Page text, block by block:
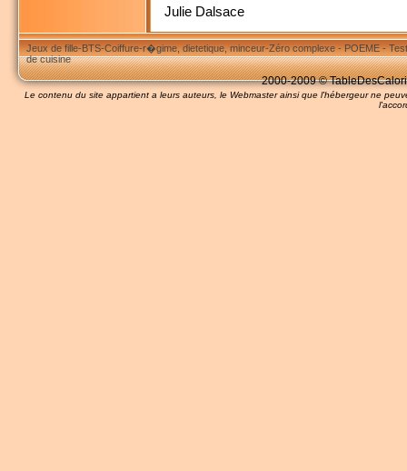
Julie Dalsace
Jeux de fille-BTS-Coiffure-r�gime, dietetique, minceur-Zéro complexe-POEME-
de cuisine
2000-2009 ©
Le contenu du site appartient a leurs auteurs, le Webmaster ainsi que l'hébergeur ne